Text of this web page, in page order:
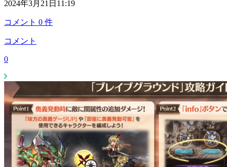
2024年3月21日11:19
コメント 0 件
コメント
0